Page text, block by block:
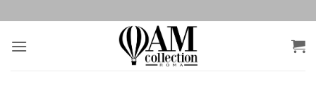
contenuti